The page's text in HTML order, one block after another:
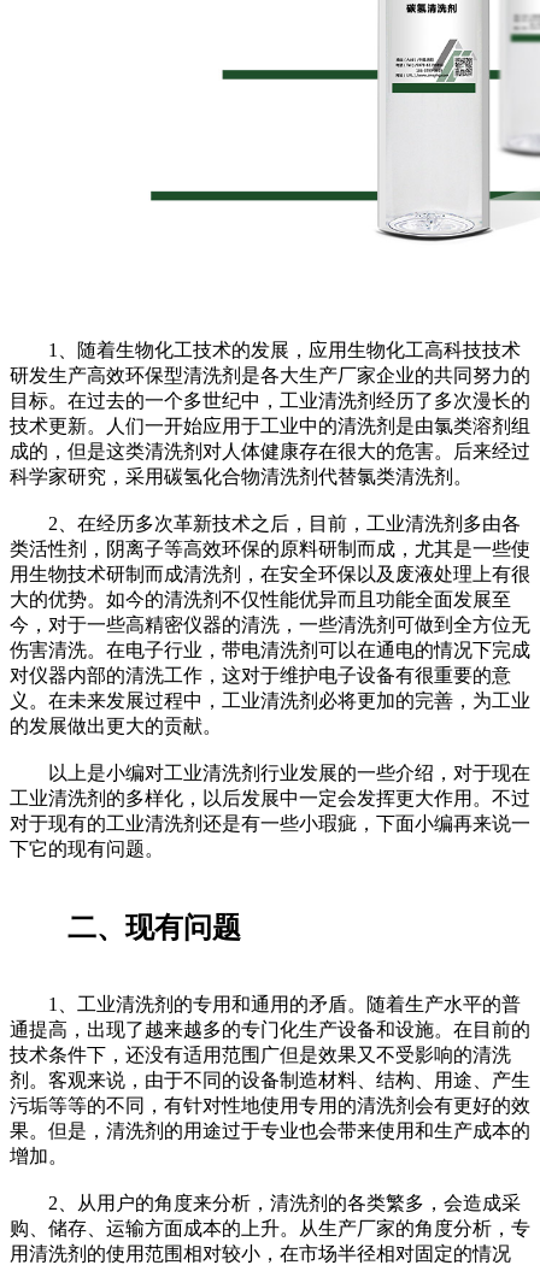
1、随着生物化工技术的发展，应用生物化工高科技技术
研发生产高效环保型清洗剂是各大生产厂家企业的共同努力的
目标。在过去的一个多世纪中，工业清洗剂经历了多次漫长的
技术更新。人们一开始应用于工业中的清洗剂是由氯类溶剂组
成的，但是这类清洗剂对人体健康存在很大的危害。后来经过
科学家研究，采用碳氢化合物清洗剂代替氯类清洗剂。
2、在经历多次革新技术之后，目前，工业清洗剂多由各
类活性剂，阴离子等高效环保的原料研制而成，尤其是一些使
用生物技术研制而成清洗剂，在安全环保以及废液处理上有很
大的优势。如今的清洗剂不仅性能优异而且功能全面发展至
今，对于一些高精密仪器的清洗，一些清洗剂可做到全方位无
伤害清洗。在电子行业，带电清洗剂可以在通电的情况下完成
对仪器内部的清洗工作，这对于维护电子设备有很重要的意
义。在未来发展过程中，工业清洗剂必将更加的完善，为工业
的发展做出更大的贡献。
以上是小编对工业清洗剂行业发展的一些介绍，对于现在
工业清洗剂的多样化，以后发展中一定会发挥更大作用。不过
对于现有的工业清洗剂还是有一些小瑕疵，下面小编再来说一
下它的现有问题。
二、现有问题
1、工业清洗剂的专用和通用的矛盾。随着生产水平的普
通提高，出现了越来越多的专门化生产设备和设施。在目前的
技术条件下，还没有适用范围广但是效果又不受影响的清洗
剂。客观来说，由于不同的设备制造材料、结构、用途、产生
污垢等等的不同，有针对性地使用专用的清洗剂会有更好的效
果。但是，清洗剂的用途过于专业也会带来使用和生产成本的
增加。
2、从用户的角度来分析，清洗剂的各类繁多，会造成采
购、储存、运输方面成本的上升。从生产厂家的角度分析，专
用清洗剂的使用范围相对较小，在市场半径相对固定的情况